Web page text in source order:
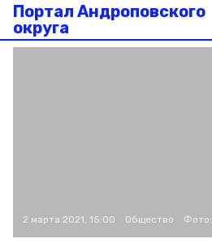
Портал Андроповского
округа
2 марта 2021, 15:00 Общество Фото: